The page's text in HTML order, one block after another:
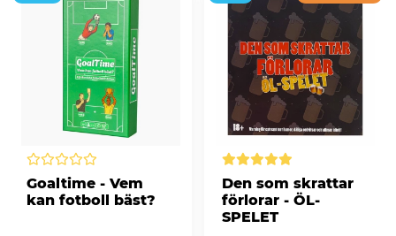
Goaltime - Vem
kan fotboll bäst?
Den som skrattar
förlorar - ÖL-
SPELET